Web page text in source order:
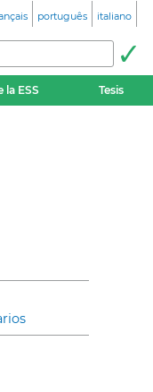
português italiano
la ESS Tesis